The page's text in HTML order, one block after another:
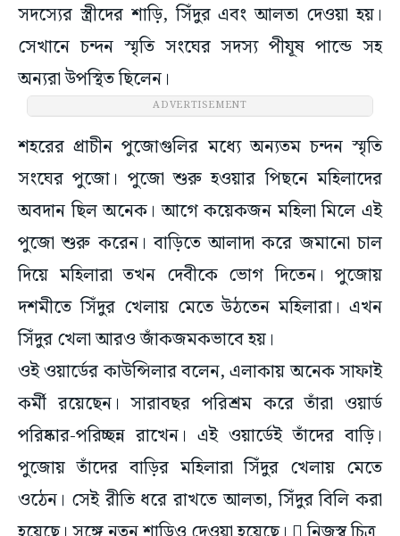
সদস্যের স্ত্রীদের শাড়ি, সিঁদুর এবং আলতা দেওয়া হয়।
সেখানে চন্দন স্মৃতি সংঘের সদস্য পীযূষ পান্ডে সহ
অন্যরা উপস্থিত ছিলেন।
ADVERTISEMENT
শহরের প্রাচীন পুজোগুলির মধ্যে অন্যতম চন্দন স্মৃতি
সংঘের পুজো। পুজো শুরু হওয়ার পিছনে মহিলাদের
অবদান ছিল অনেক। আগে কয়েকজন মহিলা মিলে এই
পুজো শুরু করেন। বাড়িতে আলাদা করে জমানো চাল
দিয়ে মহিলারা তখন দেবীকে ভোগ দিতেন। পুজোয়
দশমীতে সিঁদুর খেলায় মেতে উঠতেন মহিলারা। এখন
সিঁদুর খেলা আরও জাঁকজমকভাবে হয়।
ওই ওয়ার্ডের কাউন্সিলার বলেন, এলাকায় অনেক সাফাই
কর্মী রয়েছেন। সারাবছর পরিশ্রম করে তাঁরা ওয়ার্ড
পরিষ্কার-পরিচ্ছন্ন রাখেন। এই ওয়ার্ডেই তাঁদের বাড়ি।
পুজোয় তাঁদের বাড়ির মহিলারা সিঁদুর খেলায় মেতে
ওঠেন। সেই রীতি ধরে রাখতে আলতা, সিঁদুর বিলি করা